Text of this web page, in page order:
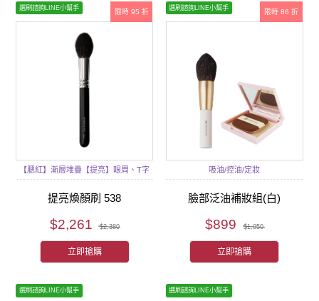
限時 95 折
選刷諮詢LINE小幫手
【腮紅】漸層堆疊【提亮】眼周、T字
提亮煥顏刷 538
$2,261 $2,380
立即搶購
限時 86 折
選刷諮詢LINE小幫手
吸油/控油/定妝
臉部泛油補妝組(白)
$899 $1,050
立即搶購
選刷諮詢LINE小幫手 選刷諮詢LINE小幫手